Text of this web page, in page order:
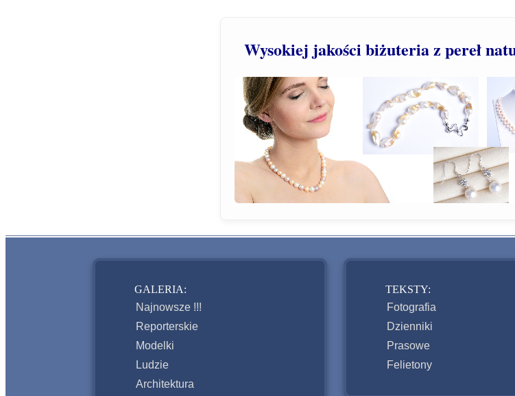
Wysokiej jakości biżuteria z pereł
GALERIA:
Najnowsze !!!
Reporterskie
Modelki
Ludzie
Architektura
TEKSTY:
Fotografia
Dzienniki
Prasowe
Felietony